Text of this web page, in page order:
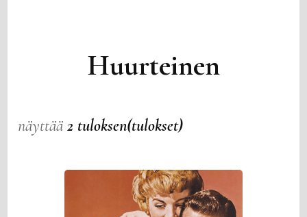
Huurteinen
näyttää2 tuloksen(tulokset)